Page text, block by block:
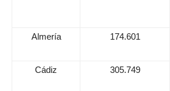
Almería 174.601
Cádiz 305.749